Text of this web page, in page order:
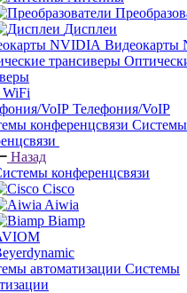
Дисплеи
Видеокарты
WiFi
Телефония/VoIP
Системы
Назад
конференцсвязи
Cisco
Aiwia
Biamp
Системы